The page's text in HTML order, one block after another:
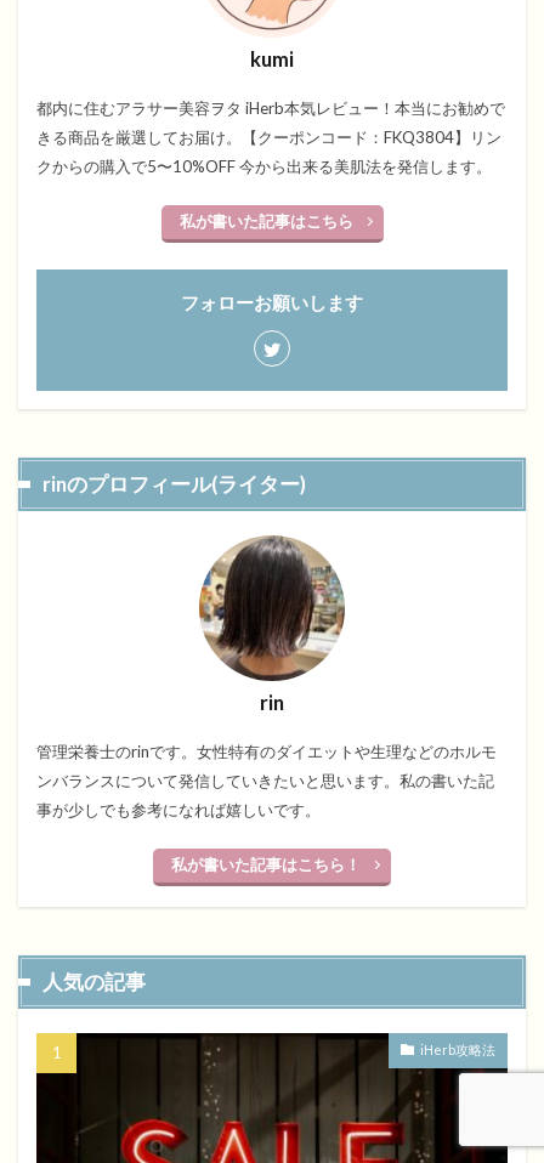
kumi
都内に住むアラサー美容ヲタ iHerb本気レビュー！本当にお勧めで
きる商品を厳選してお届け。【クーポンコード：FKQ3804】リン
クからの購入で5〜10%OFF 今から出来る美肌法を発信します。
私が書いた記事はこちら
フォローお願いします
rinのプロフィール(ライター)
rin
管理栄養士のrinです。女性特有のダイエットや生理などのホルモ
ンバランスについて発信していきたいと思います。私の書いた記
事が少しでも参考になれば嬉しいです。
私が書いた記事はこちら！
人気の記事
iHerb攻略法